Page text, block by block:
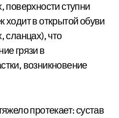
поверхности ступни
в открытой обуви
сланцах), что
грязи в
возникновение
протекает: сустав